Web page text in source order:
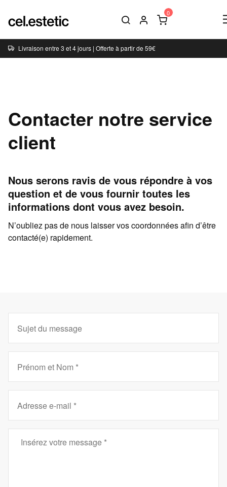
Livraison entre 3 et 4 jours | Offerte à partir de 59€
Contacter notre service
client
Nous serons ravis de vous répondre à vos
question et de vous fournir toutes les
informations dont vous avez besoin.
N’oubliez pas de nous laisser vos coordonnées afin d’être
contacté(e) rapidement.